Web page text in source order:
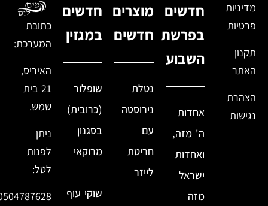
מדיניות
פרטיות
תקנון
האתר
הצהרת
נגישות
חדשים
בפרשת
השבוע
אחדות
ה' מזה,
ואחדות
ישראל
מזה
מוצרים
חדשים
נטלת
נירוסטה
עם
חריטת
לייזר
חדשים
במגזין
שופלור
(כרובית)
בסגנון
מרוקאי
שוקי עוף
כתובת
המערכת:
האיריס,
21 בית
שמש.
ניתן
לפנות
לטל: